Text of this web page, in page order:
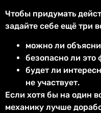
Чтобы придумать
задайте себе ещё три
можно ли
безопасно ли это
будет ли
не участвует.
Если хотя бы на один
механику лучше